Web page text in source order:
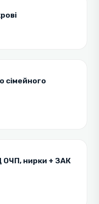
сімейного
ОЧП, нирки + ЗАК